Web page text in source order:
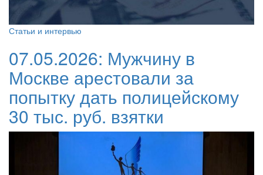
Статьи и интервью
07.05.2026: Мужчину в
Москве арестовали за
попытку дать полицейскому
30 тыс. руб. взятки